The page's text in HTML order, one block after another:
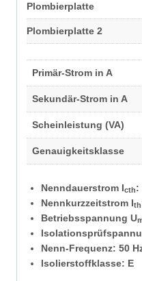
Plombierplatte
Plombierplatte 2
Primär-Strom in A
Sekundär-Strom in A
Scheinleistung (VA)
Genauigkeitsklasse
Nenndauerstrom Icth:
Nennkurzzeitstrom Ith
Betriebsspannung U
Nenn-Frequenz: 50
Isolierstoffklasse: E